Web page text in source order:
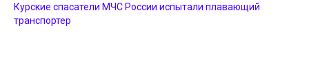
Курские спасатели МЧС России испытали плавающий
транспортер